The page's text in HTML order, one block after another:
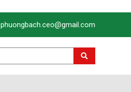
phuongbach.ceo@gmail.com